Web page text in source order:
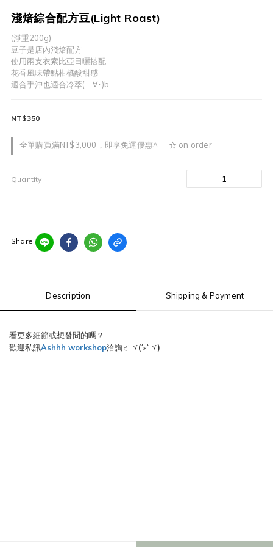
淺焙綜合配方豆(Light Roast)
(淨重200g)
豆子是店內淺焙配方
使用兩支衣索比亞日曬搭配
花香風味帶點柑橘酸甜感
適合手沖也適合冷萃(ゝ∀･)b
全單購買滿NT$3,000，即享免運優惠^_ｰ ☆ on order
NT$350
Quantity
Share
Description Shipping & Payment
看更多細節或想發問的嗎？
歡迎私訊Ashhh workshop洽詢ㄛヾ(´ε` ヾ)